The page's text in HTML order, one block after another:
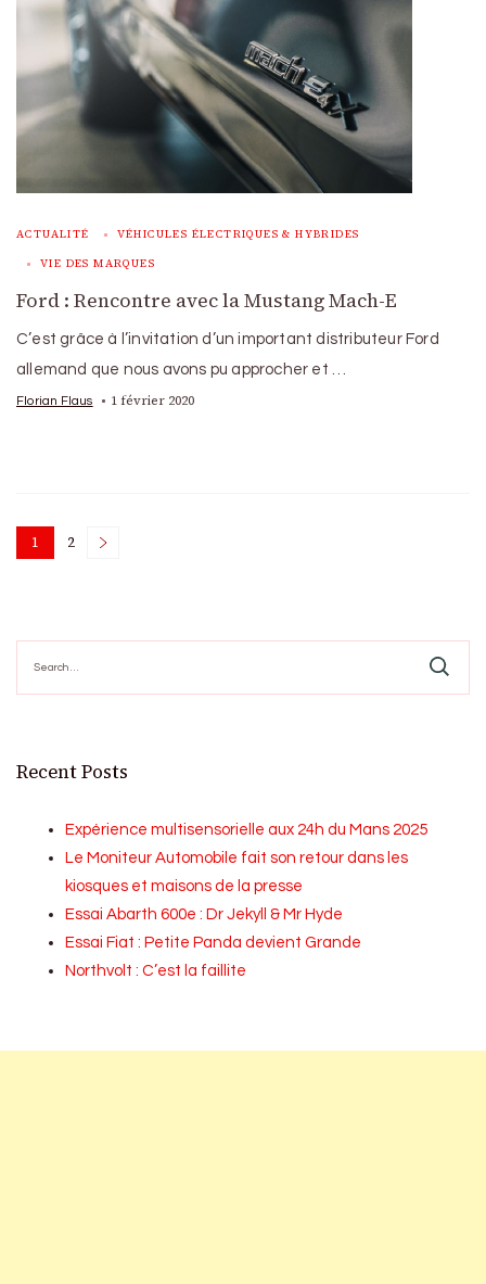
ACTUALITÉ VÉHICULES ÉLECTRIQUES & HYBRIDES
VIE DES MARQUES
Ford : Rencontre avec la Mustang Mach-E
C’est grâce à l’invitation d’un important distributeur Ford
allemand que nous avons pu approcher et …
Florian Flaus 1 février 2020
Posts
Page
1 Page
2
for:
Recent Posts
Expérience multisensorielle aux 24h du Mans 2025
Le Moniteur Automobile fait son retour dans les
kiosques et maisons de la presse
Essai Abarth 600e : Dr Jekyll & Mr Hyde
Essai Fiat : Petite Panda devient Grande
Northvolt : C’est la faillite